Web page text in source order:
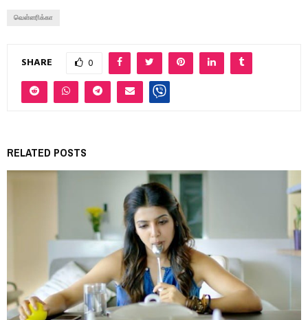
வெள்ளரிக்கா
SHARE 0
RELATED POSTS